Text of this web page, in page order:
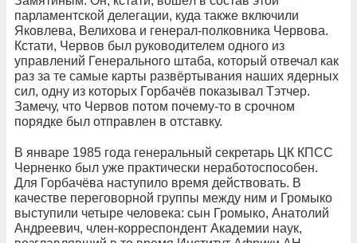
парламентской делегации, куда также включили
Яковлева, Велихова и генерал-полковника Червова.
Кстати, Червов был руководителем одного из
управлений Генерального штаба, который отвечал как
раз за те самые карты развёртывания наших ядерных
сил, одну из которых Горбачёв показывал Тэтчер.
Замечу, что Червов потом почему-то в срочном
порядке был отправлен в отставку.
В январе 1985 года генеральный секретарь ЦК КПСС
Черненко был уже практически неработоспособен.
Для Горбачёва наступило время действовать. В
качестве переговорной группы между ним и Громыко
выступили четыре человека: сын Громыко, Анатолий
Андреевич, член-корреспондент Академии наук,